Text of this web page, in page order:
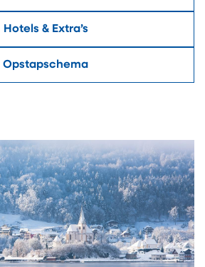
Hotels & Extra’s
Opstapschema